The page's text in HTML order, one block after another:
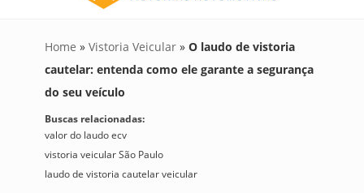
Home » Vistoria Veicular » O laudo de vistoria
cautelar: entenda como ele garante a segurança
do seu veículo
Buscas relacionadas:
valor do laudo ecv
vistoria veicular São Paulo
laudo de vistoria cautelar veicular